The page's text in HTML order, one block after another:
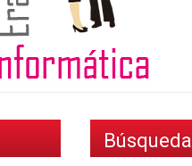
Búsqueda